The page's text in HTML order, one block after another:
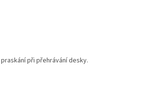
při přehrávání desky.